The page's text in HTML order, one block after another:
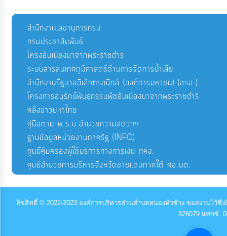
สำนักงานเลขานุการกรม
กรมประชาสัมพันธ์
โครงอันเนื่องมาจากพระราชดำริ
ระบบสารสนเทศภูมิศาสตร์ด้านการจัดการน้ำเสีย
สำนักงานรัฐบาลอิเล็กทรอนิกส์ (องค์การมหาชน) (สรอ.)
โครงการอนุรักษ์พันธุกรรมพืชอันเนื่องมาจากพระราชดำริ
คลังข่าวมหาไทย
คู่มือตาม พ.ร.บ.อำนวยความสดวกฯ
ฐานข้อมูลหน่วยงานภาครัฐ (INFO)
ศูนย์คุ้มครองผู้ใช้บริการทางการเงิน ศคง.
ศูนย์อำนวยการบริหารจังหวัดชายแดนภาคใต้ ศอ.บต.
ลิขสิทธิ์ © 2022-2023 องค์การบริหารส่วนตำบลหนองหัวช้าง ขอสงวนไว้
826079 แฟกซ์.